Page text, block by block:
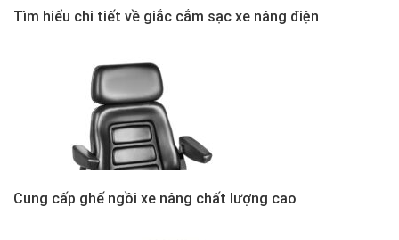
Tìm hiểu chi tiết về giắc cắm sạc xe nâng điện
Cung cấp ghế ngồi xe nâng chất lượng cao